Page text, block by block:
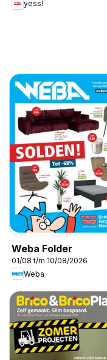
yess!
Weba Folder
01/08 t/m 10/08/2026
Weba